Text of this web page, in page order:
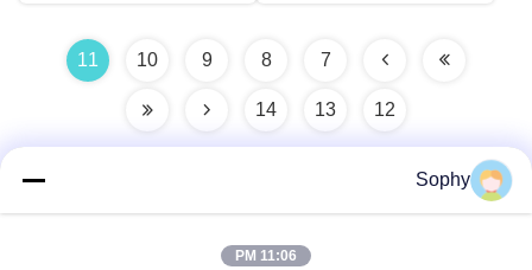
7
8
9
10
11
12
13
14
Sophy
11:06 PM